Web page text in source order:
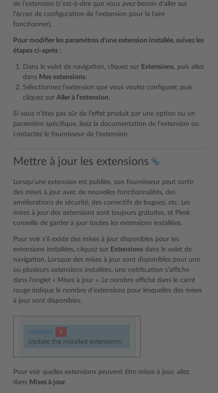
de l’extension (c’est-à-dire que vous avez besoin d’aller sur
l’écran de configuration de l’extension pour la faire
fonctionner).
Pour modifier les paramètres d’une extension installée, suivez les
étapes ci-après :
Dans le volet de navigation, cliquez sur Extensions, puis allez
dans Mes extensions.
Sélectionnez l’extension que vous voulez configurer, puis
cliquez sur Aller à l’extension.
Si vous n’êtes pas sûr de l’effet produit par une option ou un
paramètre spécifique, lisez la documentation de l’extension ou
contactez le fournisseur de l’extension.
Mettre à jour les extensions
Lorsqu’une extension est publiée, son fournisseur peut sortir
des mises à jour avec de nouvelles fonctionnalités, des
améliorations de sécurité, des correctifs de bogues, etc. Les
mises à jour des extensions sont toujours gratuites, et Plesk
conseille de garder à jour toutes les extensions installées.
Pour voir s’il existe des mises à jour disponibles pour les
extensions installées, cliquez sur Extensions dans le volet de
navigation. Lorsque des mises à jour sont disponibles pour une
ou plusieurs extensions installées, une notification s’affiche
dans l’onglet « Mises à jour ». Le nombre affiché dans le carré
rouge indique le nombre d’extensions pour lesquelles des mises
à jour sont disponibles.
Pour voir quelles extensions peuvent être mises à jour, allez
dans Mises à jour.